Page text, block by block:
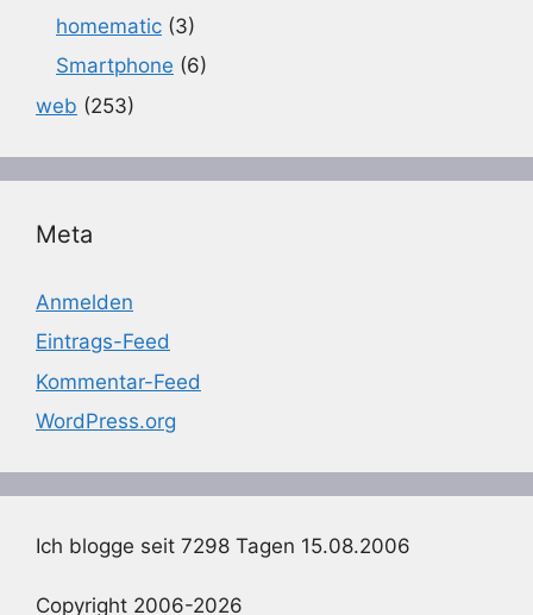
homematic (3)
Smartphone (6)
web (253)
Meta
Anmelden
Eintrags-Feed
Kommentar-Feed
WordPress.org
Ich blogge seit 7298 Tagen 15.08.2006
Copyright 2006-2026